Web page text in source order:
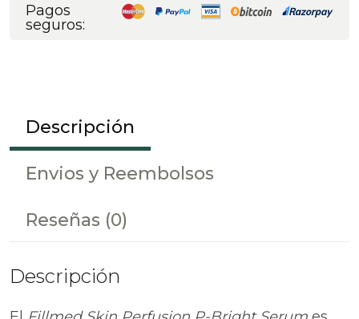
Pagos
seguros:
Descripción
Envios y Reembolsos
Reseñas (0)
Descripción